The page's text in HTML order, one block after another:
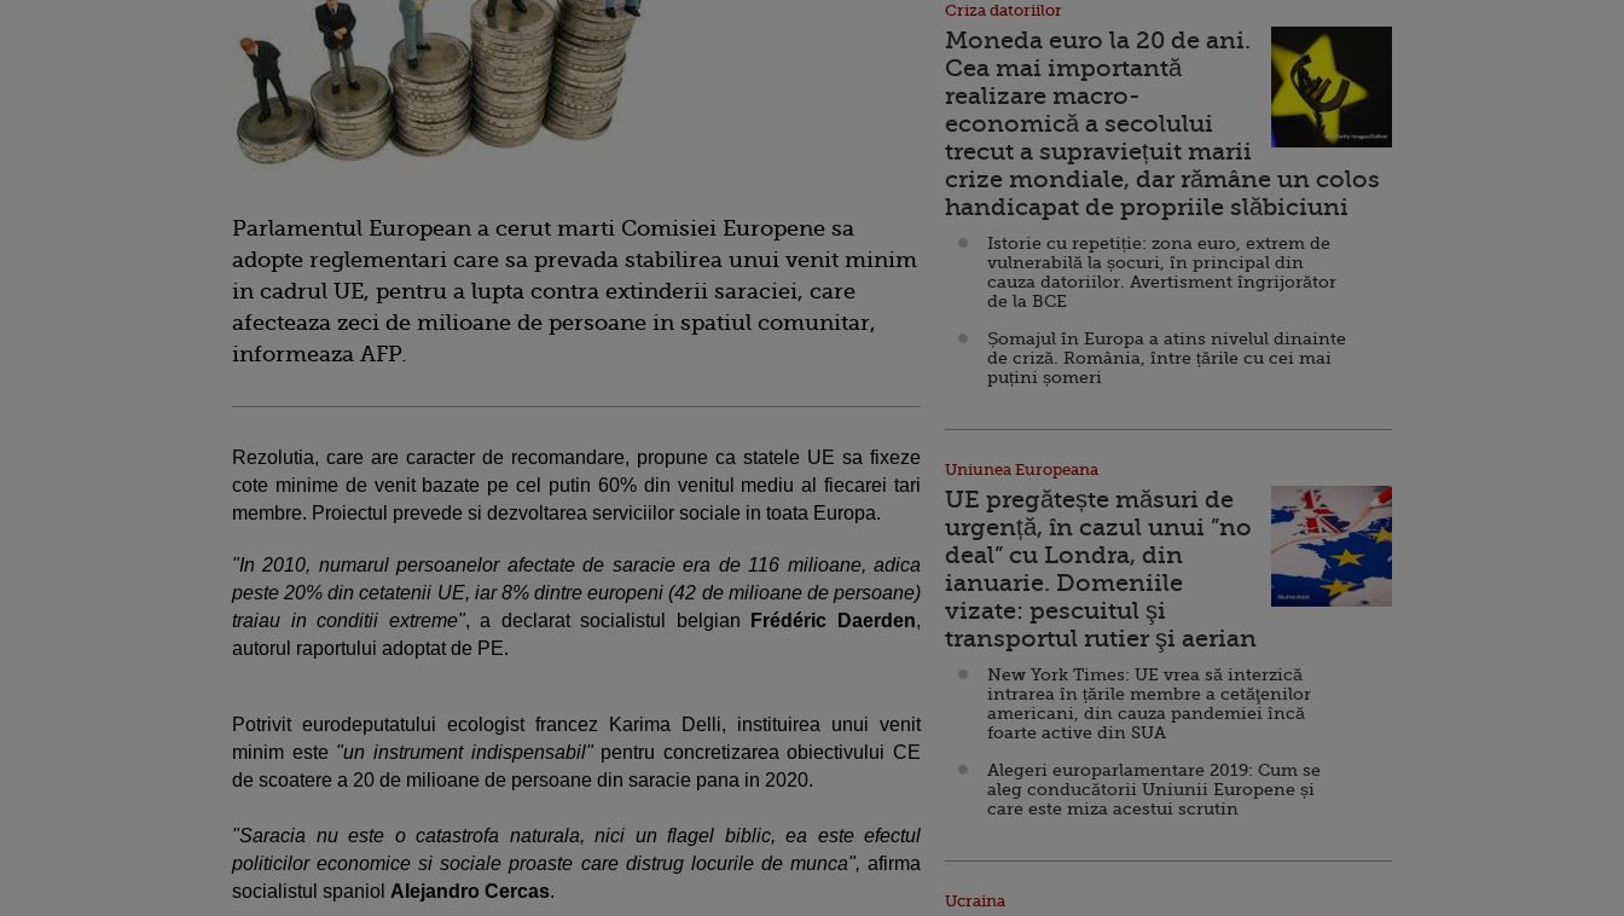
Parlamentul European a cerut marti Comisiei Europene sa
adopte reglementari care sa prevada stabilirea unui venit minim
in cadrul UE, pentru a lupta contra extinderii saraciei, care
afecteaza zeci de milioane de persoane in spatiul comunitar,
informeaza AFP.
Rezolutia, care are caracter de recomandare, propune ca statele UE sa fixeze
cote minime de venit bazate pe cel putin 60% din venitul mediu al fiecarei tari
membre. Proiectul prevede si dezvoltarea serviciilor sociale in toata Europa.
"In 2010, numarul persoanelor afectate de saracie era de 116 milioane, adica
peste 20% din cetatenii UE, iar 8% dintre europeni (42 de milioane de persoane)
traiau in conditii extreme", a declarat socialistul belgian Frédéric Daerden,
autorul raportului adoptat de PE.
Potrivit eurodeputatului ecologist francez Karima Delli, instituirea unui venit
minim este "un instrument indispensabil" pentru concretizarea obiectivului CE
de scoatere a 20 de milioane de persoane din saracie pana in 2020.
"Saracia nu este o catastrofa naturala, nici un flagel biblic, ea este efectul
politicilor economice si sociale proaste care distrug locurile de munca", afirma
socialistul spaniol Alejandro Cercas.
Criza datoriilor
Moneda euro la 20 de ani.
Cea mai importantă
realizare macro-
economică a secolului
trecut a supraviețuit marii
crize mondiale, dar rămâne un colos
handicapat de propriile slăbiciuni
Istorie cu repetiție: zona euro, extrem de
vulnerabilă la șocuri, în principal din
cauza datoriilor. Avertisment îngrijorător
de la BCE
Șomajul în Europa a atins nivelul dinainte
de criză. România, între țările cu cei mai
puțini șomeri
Uniunea Europeana
UE pregătește măsuri de
urgență, în cazul unui ”no
deal” cu Londra, din
ianuarie. Domeniile
vizate: pescuitul şi
transportul rutier şi aerian
New York Times: UE vrea să interzică
intrarea în țările membre a cetăţenilor
americani, din cauza pandemiei încă
foarte active din SUA
Alegeri europarlamentare 2019: Cum se
aleg conducătorii Uniunii Europene și
care este miza acestui scrutin
Ucraina